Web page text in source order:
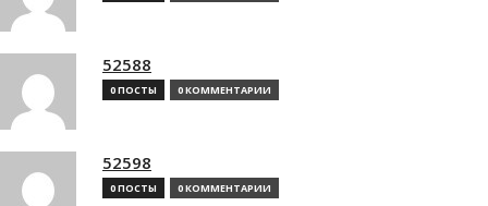
52588
0 ПОСТЫ 0 КОММЕНТАРИИ
52598
0 ПОСТЫ 0 КОММЕНТАРИИ